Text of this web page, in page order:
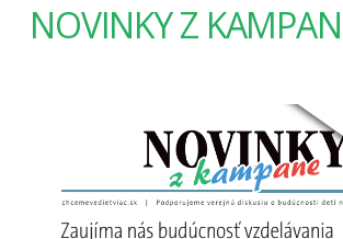
NOVINKY Z